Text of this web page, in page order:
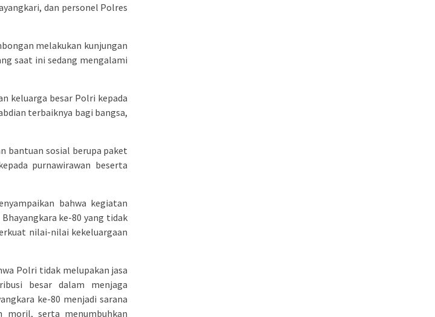
dan personel Polres
melakukan kunjungan
saat ini sedang mengalami
keluarga besar Polri kepada
terbaiknya bagi bangsa,
bantuan sosial berupa paket
purnawirawan beserta
bahwa kegiatan
ke-80 yang tidak
nilai-nilai kekeluargaan
Polri tidak melupakan jasa
besar dalam menjaga
ke-80 menjadi sarana
moril, serta menumbuhkan